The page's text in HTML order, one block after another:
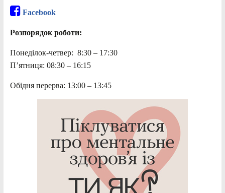
Facebook
Розпорядок роботи:
Понеділок-четвер: 8:30 – 17:30
П’ятниця: 08:30 – 16:15
Обідня перерва: 13:00 – 13:45